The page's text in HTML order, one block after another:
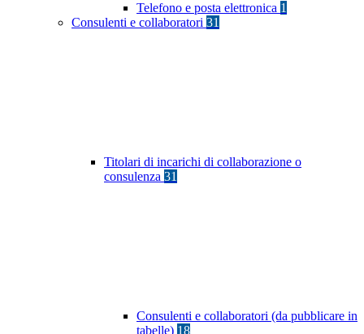
Telefono e posta elettronica 1
Consulenti e collaboratori 31
Titolari di incarichi di collaborazione o
consulenza 31
Consulenti e collaboratori (da pubblicare in
tabelle) 18